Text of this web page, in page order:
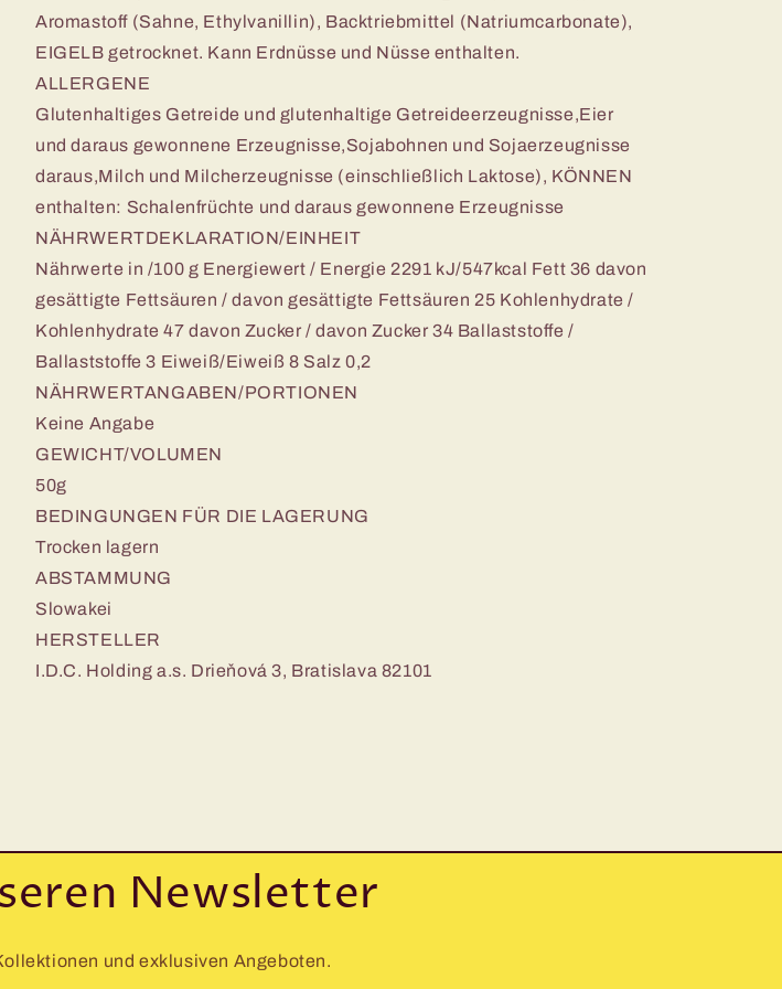
Aromastoff (Sahne, Ethylvanillin), Backtriebmittel (Natriumcarbonate),
EIGELB getrocknet. Kann Erdnüsse und Nüsse enthalten.
ALLERGENE
Glutenhaltiges Getreide und glutenhaltige Getreideerzeugnisse,Eier
und daraus gewonnene Erzeugnisse,Sojabohnen und Sojaerzeugnisse
daraus,Milch und Milcherzeugnisse (einschließlich Laktose), KÖNNEN
enthalten: Schalenfrüchte und daraus gewonnene Erzeugnisse
NÄHRWERTDEKLARATION/EINHEIT
Nährwerte in /100 g Energiewert / Energie 2291 kJ/547kcal Fett 36 davon
gesättigte Fettsäuren / davon gesättigte Fettsäuren 25 Kohlenhydrate /
Kohlenhydrate 47 davon Zucker / davon Zucker 34 Ballaststoffe /
Ballaststoffe 3 Eiweiß/Eiweiß 8 Salz 0,2
NÄHRWERTANGABEN/PORTIONEN
Keine Angabe
GEWICHT/VOLUMEN
50g
BEDINGUNGEN FÜR DIE LAGERUNG
Trocken lagern
ABSTAMMUNG
Slowakei
HERSTELLER
I.D.C. Holding a.s. Drieňová 3, Bratislava 82101
Newsletter
und exklusiven Angeboten.